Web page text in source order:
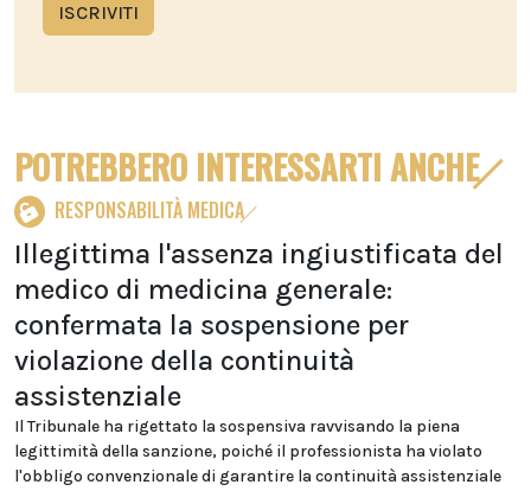
ISCRIVITI
POTREBBERO INTERESSARTI ANCHE
RESPONSABILITÀ MEDICA
Illegittima l'assenza ingiustificata del
medico di medicina generale:
confermata la sospensione per
violazione della continuità
assistenziale
Il Tribunale ha rigettato la sospensiva ravvisando la piena
legittimità della sanzione, poiché il professionista ha violato
l'obbligo convenzionale di garantire la continuità assistenziale